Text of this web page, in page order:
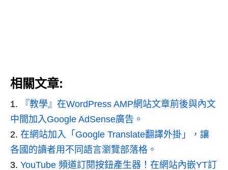
相關文章:
『教學』在WordPress AMP網站文章前後與內文
中間加入Google AdSense廣告。
在網站加入「Google Translate翻譯外掛」，讓
各國的讀者用不同語言瀏覽部落格。
YouTube 頻道訂閱按鈕產生器！在網站內嵌YT訂